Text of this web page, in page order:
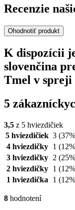
Recenzie
Ohodnotiť produkt
K dispozícii
slovenčina
Tmel v spreji
5
3,5 z 5 hviezdičiek
5 hviezdičiek 3
4 hviezdičky
1
3 hviezdičky
2
2 hviezdičky
1
1 hviezdička
1
8 hodnotení